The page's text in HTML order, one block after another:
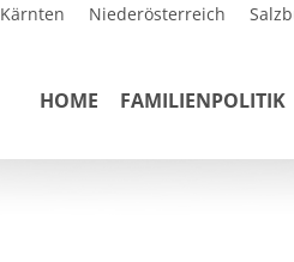
Kärnten Niederösterreich
HOME FAMILIENPOLITIK